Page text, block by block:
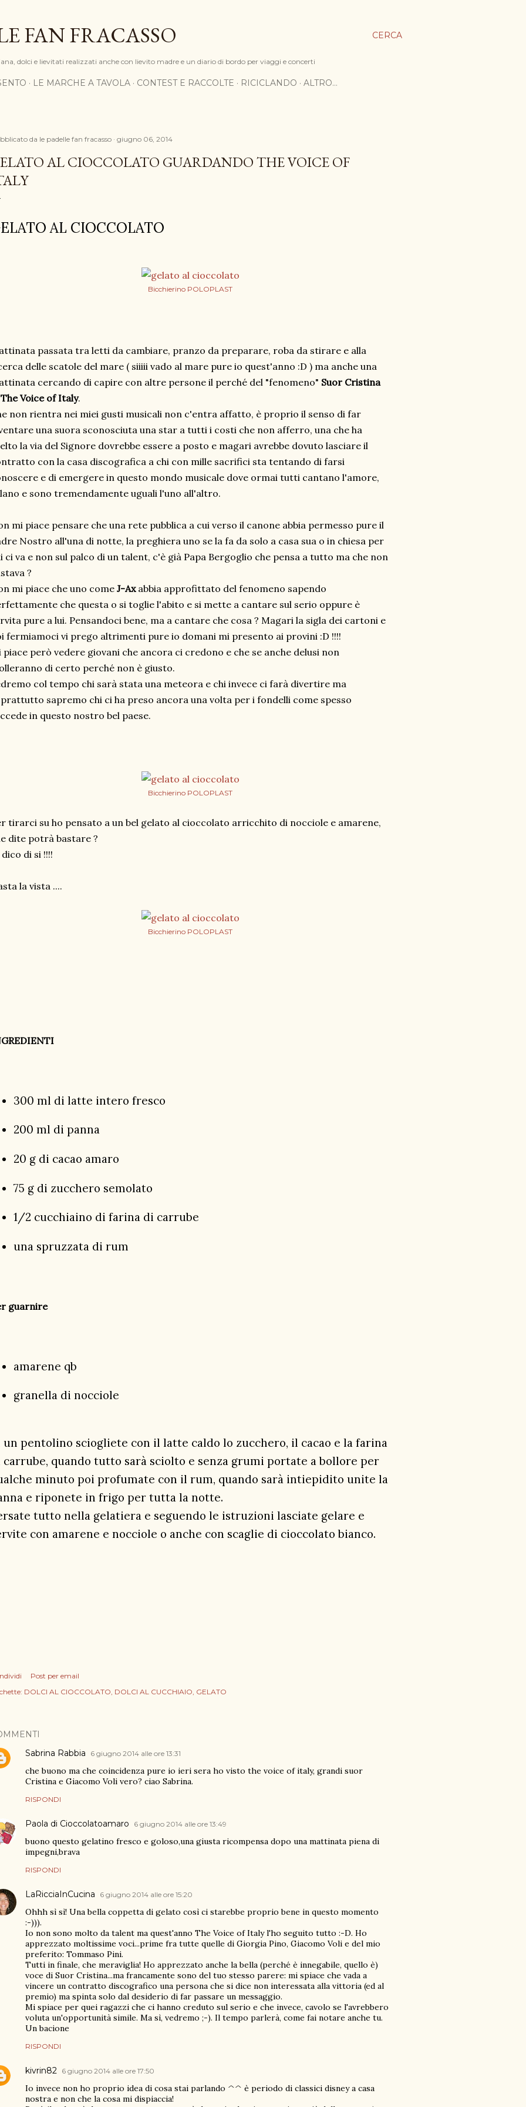
CERCA
FAN FRACASSO
dolci e lievitati realizzati anche con lievito madre e un diario di bordo per viaggi e concerti
LE MARCHE A TAVOLA CONTEST E RACCOLTE RICICLANDO ALTRO…
da le padelle fan fracasso giugno 06, 2014
AL CIOCCOLATO GUARDANDO THE VOICE OF
AL CIOCCOLATO
Bicchierino POLOPLAST
passata tra letti da cambiare, pranzo da preparare, roba da stirare e alla
delle scatole del mare ( siiiii vado al mare pure io quest'anno :D ) ma anche una
cercando di capire con altre persone il perché del "fenomeno" Suor Cristina
The Voice of Italy.
non rientra nei miei gusti musicali non c'entra affatto, è proprio il senso di far
una suora sconosciuta una star a tutti i costi che non afferro, una che ha
la via del Signore dovrebbe essere a posto e magari avrebbe dovuto lasciare il
con la casa discografica a chi con mille sacrifici sta tentando di farsi
e di emergere in questo mondo musicale dove ormai tutti cantano l'amore,
e sono tremendamente uguali l'uno all'altro.
mi piace pensare che una rete pubblica a cui verso il canone abbia permesso pure il
Nostro all'una di notte, la preghiera uno se la fa da solo a casa sua o in chiesa per
ci va e non sul palco di un talent, c'è già Papa Bergoglio che pensa a tutto ma che non
?
mi piace che uno come J-Axabbia approfittato del fenomeno sapendo
che questa o si toglie l'abito e si mette a cantare sul serio oppure è
pure a lui. Pensandoci bene, ma a cantare che cosa ? Magari la sigla dei cartoni e
fermiamoci vi prego altrimenti pure io domani mi presento ai provini :D !!!!
piace però vedere giovani che ancora ci credono e che se anche delusi non
di certo perché non è giusto.
col tempo chi sarà stata una meteora e chi invece ci farà divertire ma
sapremo chi ci ha preso ancora una volta per i fondelli come spesso
in questo nostro bel paese.
Bicchierino POLOPLAST
tirarci su ho pensato a un bel gelato al cioccolato arricchito di nocciole e amarene,
dite potrà bastare ?
di si !!!!
la vista ....
Bicchierino POLOPLAST
300 ml di latte intero fresco
200 ml di panna
20 g di cacao amaro
75 g di zucchero semolato
1/2 cucchiaino di farina di carrube
una spruzzata di rum
guarnire
amarene qb
granella di nocciole
un pentolino sciogliete con il latte caldo lo zucchero, il cacao e la farina
carrube, quando tutto sarà sciolto e senza grumi portate a bollore per
minuto poi profumate con il rum, quando sarà intiepidito unite la
e riponete in frigo per tutta la notte.
tutto nella gelatiera e seguendo le istruzioni lasciate gelare e
con amarene e nocciole o anche con scaglie di cioccolato bianco.
Post per email
DOLCI AL CIOCCOLATO DOLCI AL CUCCHIAIO GELATO
Sabrina Rabbia
6 giugno 2014 alle ore 13:31
che buono ma che coincidenza pure io ieri sera ho visto the voice of italy, grandi suor
Cristina e Giacomo Voli vero? ciao Sabrina.
RISPONDI
Paola di Cioccolatoamaro 6 giugno 2014 alle ore 13:49
buono questo gelatino fresco e goloso,una giusta ricompensa dopo una mattinata piena di
impegni,brava
RISPONDI
LaRicciaInCucina 6 giugno 2014 alle ore 15:20
Ohhh sì sì! Una bella coppetta di gelato così ci starebbe proprio bene in questo momento
:-))).
Io non sono molto da talent ma quest'anno The Voice of Italy l'ho seguito tutto :-D. Ho
apprezzato moltissime voci...prime fra tutte quelle di Giorgia Pino, Giacomo Voli e del mio
preferito: Tommaso Pini.
Tutti in finale, che meraviglia! Ho apprezzato anche la bella (perché è innegabile, quello è)
voce di Suor Cristina...ma francamente sono del tuo stesso parere: mi spiace che vada a
vincere un contratto discografico una persona che si dice non interessata alla vittoria (ed al
premio) ma spinta solo dal desiderio di far passare un messaggio.
Mi spiace per quei ragazzi che ci hanno creduto sul serio e che invece, cavolo se l'avrebbero
voluta un'opportunità simile. Ma sì, vedremo ;-). Il tempo parlerà, come fai notare anche tu.
Un bacione
RISPONDI
kivrin82 6 giugno 2014 alle ore 17:50
Io invece non ho proprio idea di cosa stai parlando ^^ è periodo di classici disney a casa
nostra e non che la cosa mi dispiaccia!